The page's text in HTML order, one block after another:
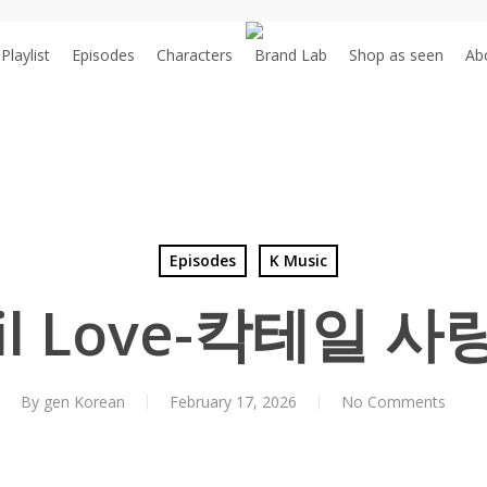
Playlist
Episodes Characters Brand Lab Shop as seen
Episodes K Music
Love-칵테일 사
By gen Korean February 17, 2026 No Comments